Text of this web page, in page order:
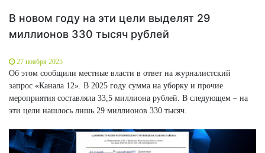
В новом году на эти цели выделят 29
миллионов 330 тысяч рублей
27 ноября 2025
Об этом сообщили местные власти в ответ на журналистский
запрос «Канала 12». В 2025 году сумма на уборку и прочие
мероприятия составляла 33,5 миллиона рублей. В следующем – на
эти цели нашлось лишь 29 миллионов 330 тысяч.